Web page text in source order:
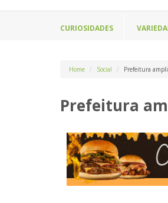
CURIOSIDADES
Home Social Prefeitura
Prefeitura